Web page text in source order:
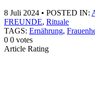
8 Juli 2024 • POSTED IN:
FREUNDE, Rituale
TAGS: Ernährung,
0 0 votes
Article Rating